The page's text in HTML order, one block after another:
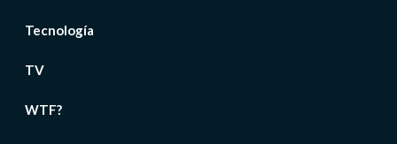
Tecnología
TV
WTF?